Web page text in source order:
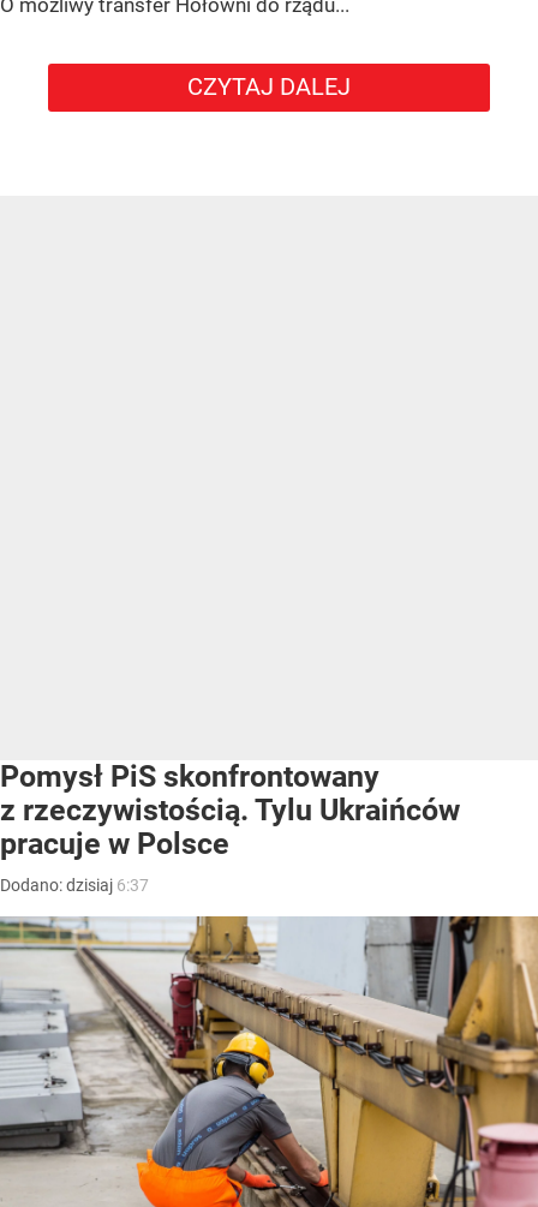
O możliwy transfer Hołowni do rządu...
CZYTAJ DALEJ
Pomysł PiS skonfrontowany
z rzeczywistością. Tylu Ukraińców
pracuje w Polsce
Dodano:dzisiaj 6:37